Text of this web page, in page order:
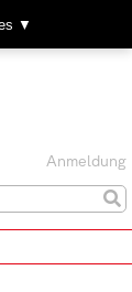
▼
Anmeldung